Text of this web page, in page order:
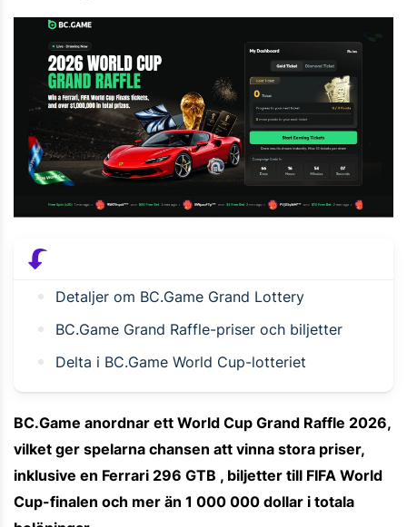
Detaljer om BC.Game Grand Lottery
BC.Game Grand Raffle-priser och biljetter
Delta i BC.Game World Cup-lotteriet
BC.Game anordnar ett World Cup Grand Raffle 2026,
vilket ger spelarna chansen att vinna stora priser,
inklusive en Ferrari 296 GTB , biljetter till FIFA World
Cup-finalen och mer än 1 000 000 dollar i totala